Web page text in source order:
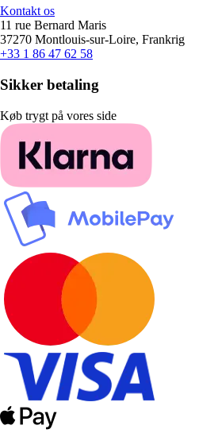
Kontakt os
11 rue Bernard Maris
37270 Montlouis-sur-Loire, Frankrig
+33 1 86 47 62 58
Sikker betaling
Køb trygt på vores side